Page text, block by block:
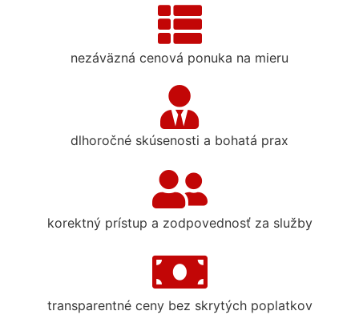
nezáväzná cenová ponuka na mieru
dlhoročné skúsenosti a bohatá prax
korektný prístup a zodpovednosť za služby
transparentné ceny bez skrytých poplatkov